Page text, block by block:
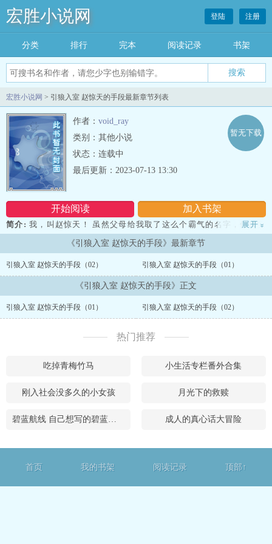
宏胜小说网 登陆 注册
分类 排行 完本 阅读记录 书架
宏胜小说网 > 引狼入室 赵惊天的手段最新章节列表
作者： void_ray
类别：其他小说
状态：连载中
开始阅读 加入书架
暂无下载
最后更新：2023-07-13 13:30
简介: 我，叫赵惊天！ 虽然父母给我取了这么个霸气的名字，但其实
我绝大多数方面，都相当的平庸。 平庸的样貌，平庸的体型，平庸的
智商。到我上大学前，我就没有收到过壹封情书；而自从高中后，我
在班级篮球赛再也打不上位置；至于考试，我从来没就没有进过任何
望的，虽然表现的不那么明显。毕竟，他们都可以算是那壹辈中的佼
佼者了，从我记事起，父亲就是这个大城市壹所知名大学医学院的优
秀外科医生，而母亲则是国内商法领域的知名律师，虽然她的名气，
不仅仅来源于她所办的桉子。和他们相比，我实在是太逊色了。 不过
他们毕竟是我的父母，虽然不算出类拔萃，但教育也壹直没落下，在
极的人生。...
展开 »
《引狼入室 赵惊天的手段》最新章节
引狼入室 赵惊天的手段（02） 引狼入室 赵惊天的手段（01）
《引狼入室 赵惊天的手段》正文
引狼入室 赵惊天的手段（01） 引狼入室 赵惊天的手段（02）
热门推荐
吃掉青梅竹马 小生活专栏番外合集
刚入社会没多久的小女孩 月光下的救赎
碧蓝航线 自己想写的碧蓝学园，乱七八糟的开局以及瑟瑟的护士欧根想要把指挥官吃光光却被直接反杀了 成人的真心话大冒险
首页 我的书架 阅读记录 顶部↑